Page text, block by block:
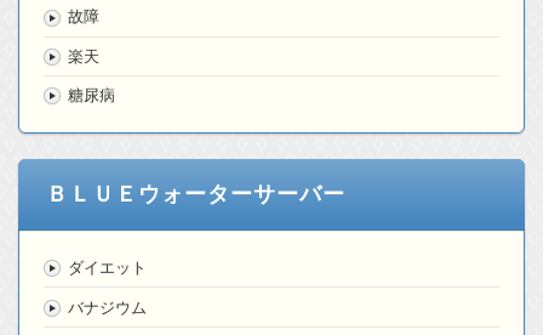
故障
楽天
糖尿病
ＢＬＵＥウォーターサーバー
ダイエット
バナジウム